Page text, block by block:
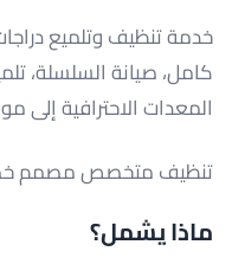
خدمة تنظيف وتلميع
كامل، صيانة السلسلة،
المعدات الاحترافية
تنظيف متخصص مصمم
ماذا يشمل؟